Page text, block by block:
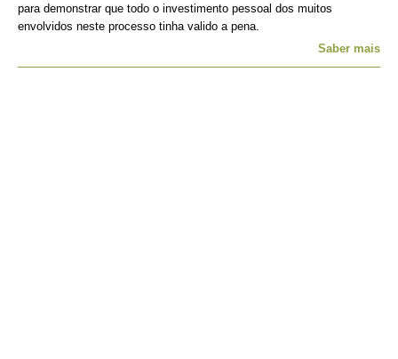
para demonstrar que todo o investimento pessoal dos muitos
envolvidos neste processo tinha valido a pena.
Saber mais